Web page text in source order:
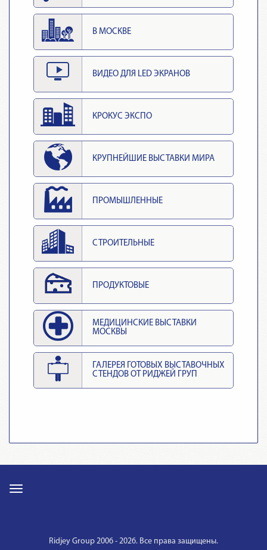
В МОСКВЕ
ВИДЕО ДЛЯ LED ЭКРАНОВ
КРОКУС ЭКСПО
КРУПНЕЙШИЕ ВЫСТАВКИ МИРА
ПРОМЫШЛЕННЫЕ
СТРОИТЕЛЬНЫЕ
ПРОДУКТОВЫЕ
МЕДИЦИНСКИЕ ВЫСТАВКИ
МОСКВЫ
ГАЛЕРЕЯ ГОТОВЫХ ВЫСТАВОЧНЫХ
СТЕНДОВ ОТ РИДЖЕЙ ГРУП
Ridjey Group 2006 - 2026. Все права защищены.